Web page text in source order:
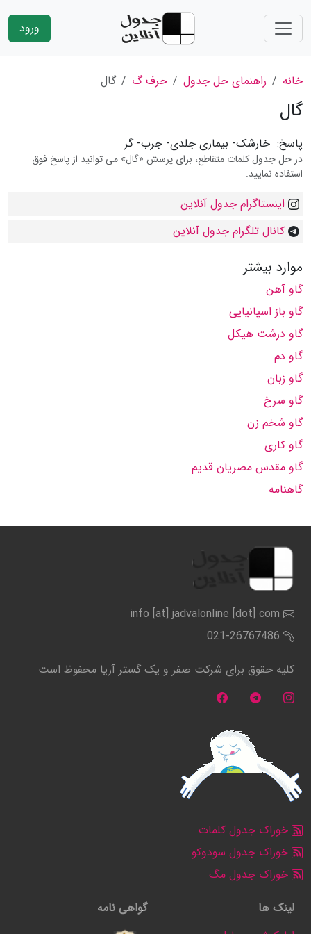
ورود
خانه راهنمای حل جدول حرف گ گال
گال
پاسخ: خارشک- بیماری جلدی- جرب- گر
در حل جدول کلمات متقاطع، برای پرسش «گال» می توانید از پاسخ فوق
استفاده نمایید.
اینستاگرام جدول آنلاین
کانال تلگرام جدول آنلاین
موارد بیشتر
گاو آهن
گاو باز اسپانیایی
گاو درشت هیکل
گاو دم
گاو زبان
گاو سرخ
گاو شخم زن
گاو کاری
گاو مقدس مصریان قدیم
گاهنامه
info [at] jadvalonline [dot] com
021-26767486
کلیه حقوق برای شرکت صفر و یک گستر آریا محفوظ است
خوراک جدول کلمات
خوراک جدول سودوکو
خوراک جدول مگ
لینک ها
گواهی نامه